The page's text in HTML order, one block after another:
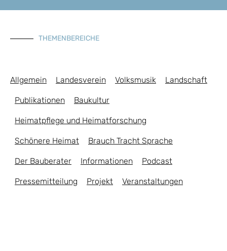
THEMENBEREICHE
Allgemein Landesverein Volksmusik Landschaft
Publikationen Baukultur
Heimatpflege und Heimatforschung
Schönere Heimat Brauch Tracht Sprache
Der Bauberater Informationen Podcast
Pressemitteilung Projekt Veranstaltungen